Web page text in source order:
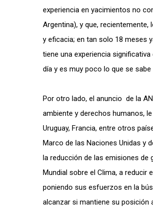
experiencia en yacimientos no
Argentina), y que,
y eficacia; en tan solo 18 meses
tiene una experiencia
día y es muy poco lo que se
Por otro lado, el anuncio de la
ambiente y derechos humanos,
Uruguay, Francia, entre otros
Marco de las Naciones Unidas y
la reducción de las emisiones de
Mundial sobre el Clima, a reducir
poniendo sus esfuerzos en la
alcanzar si mantiene su